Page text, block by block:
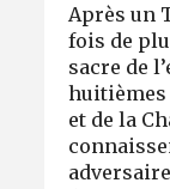
Après un
fois de
sacre de
huitièmes
et de la